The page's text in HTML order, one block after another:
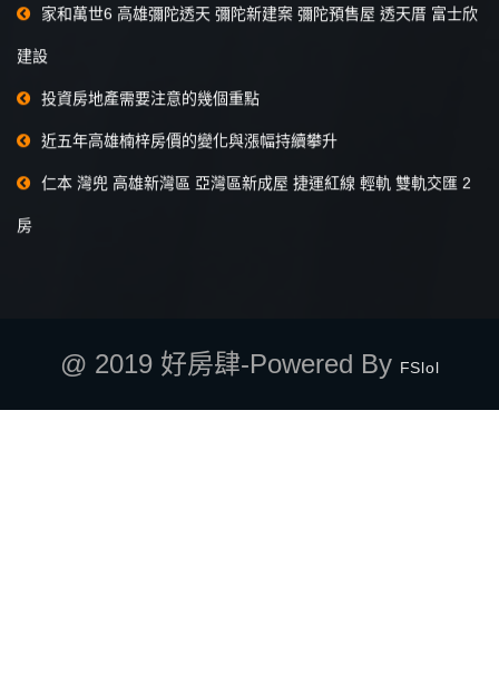
家和萬世6 高雄彌陀透天 彌陀新建案 彌陀預售屋 透天厝 富士欣
建設
投資房地產需要注意的幾個重點
近五年高雄楠梓房價的變化與漲幅持續攀升
仁本 灣兜 高雄新灣區 亞灣區新成屋 捷運紅線 輕軌 雙軌交匯 2
房
@ 2019 好房肆-Powered By FSlol